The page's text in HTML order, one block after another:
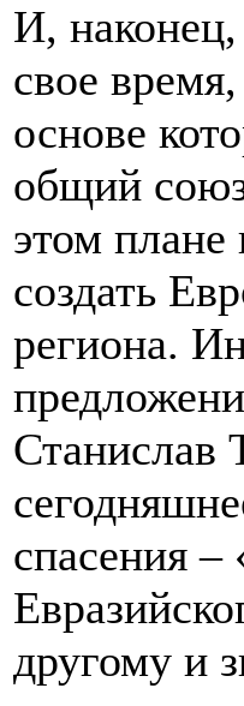
И, наконец,
свое
основе
общий
этом
создать
региона.
Станислав
спасения
другому и